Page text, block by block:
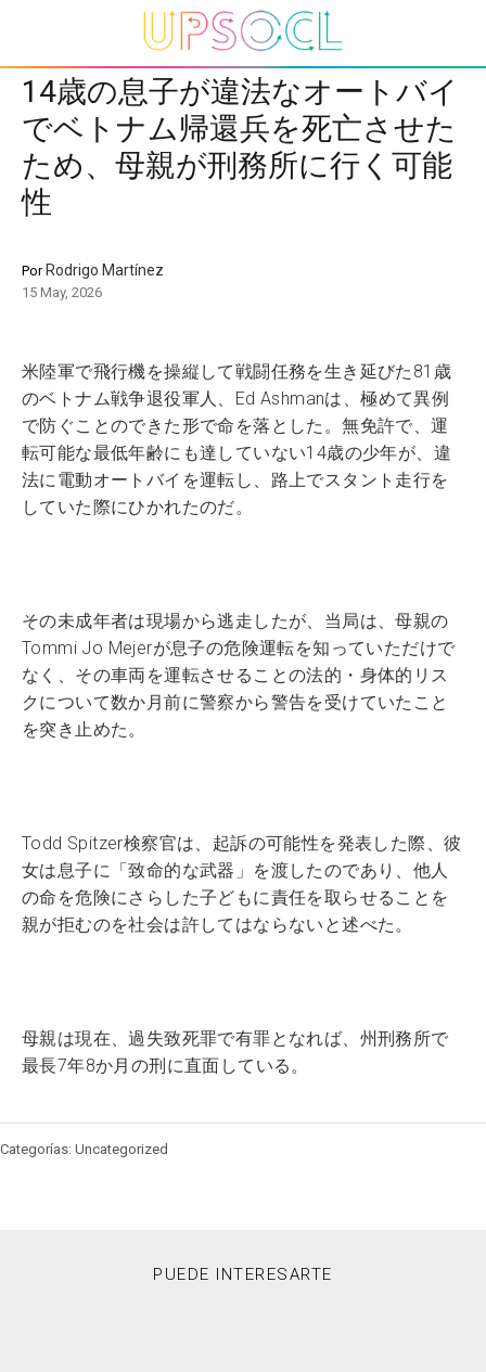
14歳の息子が違法なオートバイ
でベトナム帰還兵を死亡させた
ため、母親が刑務所に行く可能
性
Por Rodrigo Martínez
15 May, 2026
米陸軍で飛行機を操縦して戦闘任務を生き延びた81歳
のベトナム戦争退役軍人、Ed Ashmanは、極めて異例
で防ぐことのできた形で命を落とした。無免許で、運
転可能な最低年齢にも達していない14歳の少年が、違
法に電動オートバイを運転し、路上でスタント走行を
していた際にひかれたのだ。
その未成年者は現場から逃走したが、当局は、母親の
Tommi Jo Mejerが息子の危険運転を知っていただけで
なく、その車両を運転させることの法的・身体的リス
クについて数か月前に警察から警告を受けていたこと
を突き止めた。
Todd Spitzer検察官は、起訴の可能性を発表した際、彼
女は息子に「致命的な武器」を渡したのであり、他人
の命を危険にさらした子どもに責任を取らせることを
親が拒むのを社会は許してはならないと述べた。
母親は現在、過失致死罪で有罪となれば、州刑務所で
最長7年8か月の刑に直面している。
Categorías: Uncategorized
PUEDE INTERESARTE